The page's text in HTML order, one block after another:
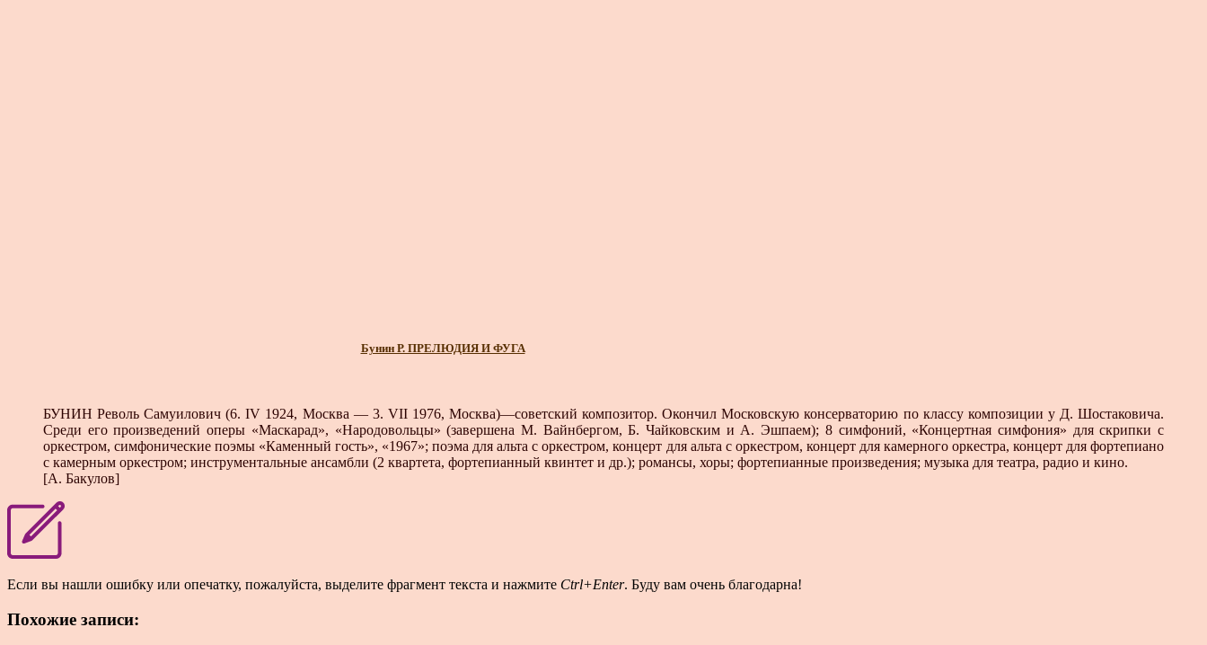
Бунин Р. ПРЕЛЮДИЯ И ФУГА
БУНИН Револь Самуилович (6. IV 1924, Москва — 3. VII 1976, Москва)—советский композитор. Окончил Московскую консерваторию по классу композиции у Д. Шостаковича.
Среди его произведений оперы «Мас­карад», «Народовольцы» (завершена М. Вайнбергом, Б. Чайковским и А. Эшпаем); 8 симфоний, «Концертная симфония» для скрипки с
оркестром, симфонические по­эмы «Каменный гость», «1967»; поэма для альта с ор­кестром, концерт для альта с оркестром, концерт для камерного оркестра, концерт для фортепиано
с камер­ным оркестром; инструментальные ансамбли (2 квартета, фортепианный квинтет и др.); романсы, хоры; форте­пианные произведения; музыка для театра, радио и кино.
[А. Бакулов]
Если вы нашли ошибку или опечатку, пожалуйста, выделите фрагмент текста и нажмите Ctrl+Enter. Буду вам очень благодарна!
Похожие записи: